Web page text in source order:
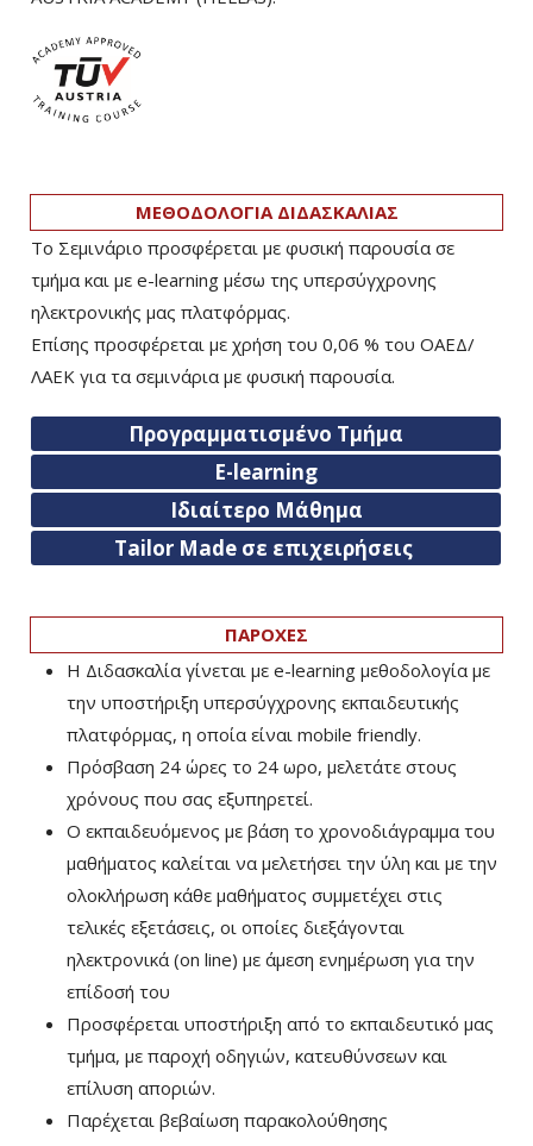
ΜΕΘΟΔΟΛΟΓΙΑ ΔΙΔΑΣΚΑΛΙΑΣ
Το Σεμινάριο προσφέρεται με φυσική παρουσία σε
τμήμα και με e-learning μέσω της υπερσύγχρονης
ηλεκτρονικής μας πλατφόρμας.
Επίσης προσφέρεται με χρήση του 0,06 % του ΟΑΕΔ/
ΛΑΕΚ για τα σεμινάρια με φυσική παρουσία.
Προγραμματισμένο Τμήμα
E-learning
Ιδιαίτερο Μάθημα
Tailor Made σε επιχειρήσεις
ΠΑΡΟΧΕΣ
Η Διδασκαλία γίνεται με e-learning μεθοδολογία με
την υποστήριξη υπερσύγχρονης εκπαιδευτικής
πλατφόρμας, η οποία είναι mobile friendly.
Πρόσβαση 24 ώρες το 24 ωρο, μελετάτε στους
χρόνους που σας εξυπηρετεί.
Ο εκπαιδευόμενος με βάση το χρονοδιάγραμμα του
μαθήματος καλείται να μελετήσει την ύλη και με την
ολοκλήρωση κάθε μαθήματος συμμετέχει στις
τελικές εξετάσεις, οι οποίες διεξάγονται
ηλεκτρονικά (on line) με άμεση ενημέρωση για την
επίδοσή του
Προσφέρεται υποστήριξη από το εκπαιδευτικό μας
τμήμα, με παροχή οδηγιών, κατευθύνσεων και
επίλυση αποριών.
Παρέχεται βεβαίωση παρακολούθησης